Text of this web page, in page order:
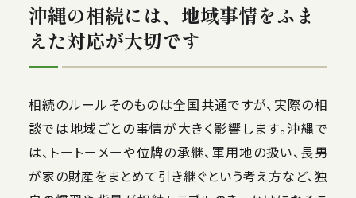
沖縄の相続には、地域事情をふま
えた対応が大切です
相続のルールそのものは全国共通ですが、実際の相
談では地域ごとの事情が大きく影響します。沖縄で
は、トートーメーや位牌の承継、軍用地の扱い、長男
が家の財産をまとめて引き継ぐという考え方など、独